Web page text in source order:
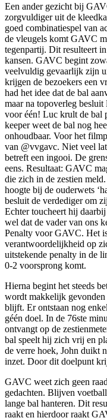
Een ander gezicht bij
zorgvuldiger uit de
goed combinatiespel van
de vleugels komt GAVC
tegenpartij. Dit resulteert
kansen. GAVC begint
veelvuldig gevaarlijk zijn
krijgen de bezoekers een
had het idee dat de bal
maar na topoverleg
voor één! Luc krult de bal
keeper weet de bal nog
onhoudbaar. Voor het
van @vvgavc. Niet veel
betreft een ingooi. De
eens. Resultaat: GAVC
die zich in de zestien
hoogte bij de ouderwets
besluit de verdediger om
Echter toucheert hij
wel dat de vader van ons
Penalty voor GAVC. Het
verantwoordelijkheid op
uitstekende penalty in de
0-2 voorsprong komt.
Hierna begint het steeds
wordt makkelijk
blijft. Er ontstaan nog
géén doel. In de 76ste
ontvangt op de
bal speelt hij zich vrij en
de verre hoek, John duikt
inzet. Door dit doelpunt
GAVC weet zich geen
gedachten. Blijven
lange bal hanteren. Dit
raakt en hierdoor raakt